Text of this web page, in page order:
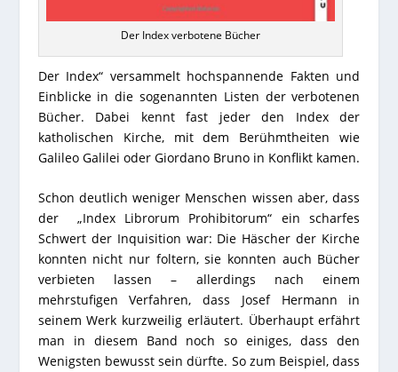
Der Index verbotene Bücher
Der Index“ versammelt hochspannende Fakten und
Einblicke in die sogenannten Listen der verbotenen
Bücher. Dabei kennt fast jeder den Index der
katholischen Kirche, mit dem Berühmtheiten wie
Galileo Galilei oder Giordano Bruno in Konflikt kamen.
Schon deutlich weniger Menschen wissen aber, dass
der „Index Librorum Prohibitorum“ ein scharfes
Schwert der Inquisition war: Die Häscher der Kirche
konnten nicht nur foltern, sie konnten auch Bücher
verbieten lassen – allerdings nach einem
mehrstufigen Verfahren, dass Josef Hermann in
seinem Werk kurzweilig erläutert. Überhaupt erfährt
man in diesem Band noch so einiges, dass den
Wenigsten bewusst sein dürfte. So zum Beispiel, dass